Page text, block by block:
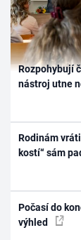
Rozpohybují
nástroj utne
Rodinám
kostí“ sám
Počasí do
výhled